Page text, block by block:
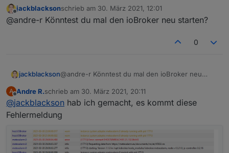
Offline
jackblacksonschrieb am 30. März 2021, 12:01
zuletzt editiert von
@andre-r Könntest du mal den ioBroker neu starten?
0
jackblackson@andre-r Könntest du mal den ioBroker neu
A
Offline
Andre R.schrieb am 30. März 2021, 20:11
zuletzt editiert von
@jackblackson hab ich gemacht, es kommt diese
Fehlermeldung